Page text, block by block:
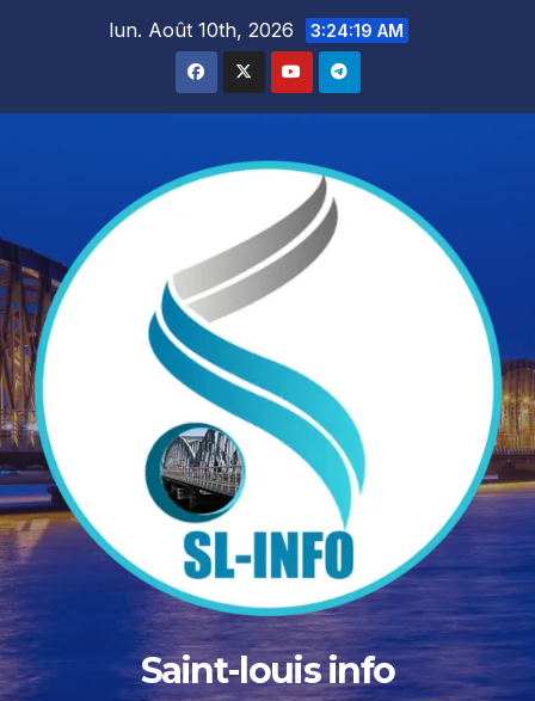
lun. Août 10th, 2026 3:24:21 AM
Saint-louis info